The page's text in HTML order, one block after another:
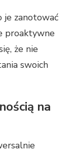
je zanotować
proaktywne
że nie
swoich
na